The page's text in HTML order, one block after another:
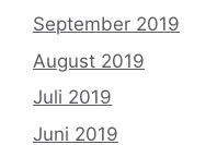
September 2019
August 2019
Juli 2019
Juni 2019